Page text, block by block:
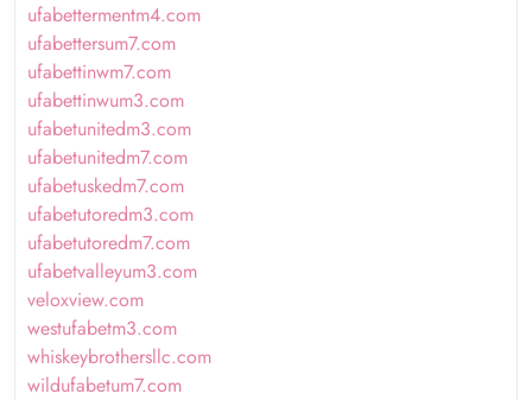
ufabettermentm4.com
ufabettersum7.com
ufabettinwm7.com
ufabettinwum3.com
ufabetunitedm3.com
ufabetunitedm7.com
ufabetuskedm7.com
ufabetutoredm3.com
ufabetutoredm7.com
ufabetvalleyum3.com
veloxview.com
westufabetm3.com
whiskeybrothersllc.com
wildufabetum7.com